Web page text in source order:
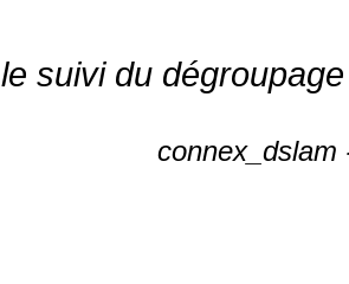
le suivi du
connex_dslam